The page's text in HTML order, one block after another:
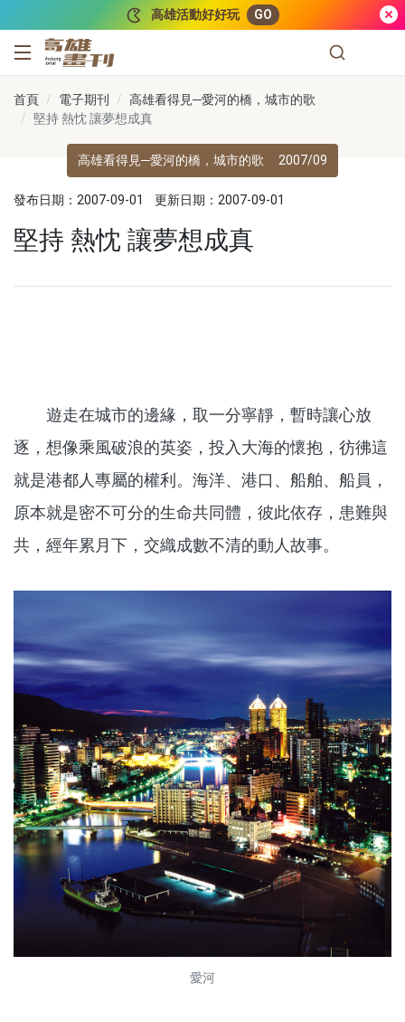
高雄活動好好玩 GO
高雄畫刊
首頁 電子期刊
高雄看得見─愛河的橋，城市的歌
堅持 熱忱 讓夢想成真
高雄看得見─愛河的橋，城市的歌 2007/09
發布日期：2007-09-01 更新日期：2007-09-01
堅持 熱忱 讓夢想成真
遊走在城市的邊緣，取一分寧靜，暫時讓心放
逐，想像乘風破浪的英姿，投入大海的懷抱，彷彿這
就是港都人專屬的權利。海洋、港口、船舶、船員，
原本就是密不可分的生命共同體，彼此依存，患難與
共，經年累月下，交織成數不清的動人故事。
愛河